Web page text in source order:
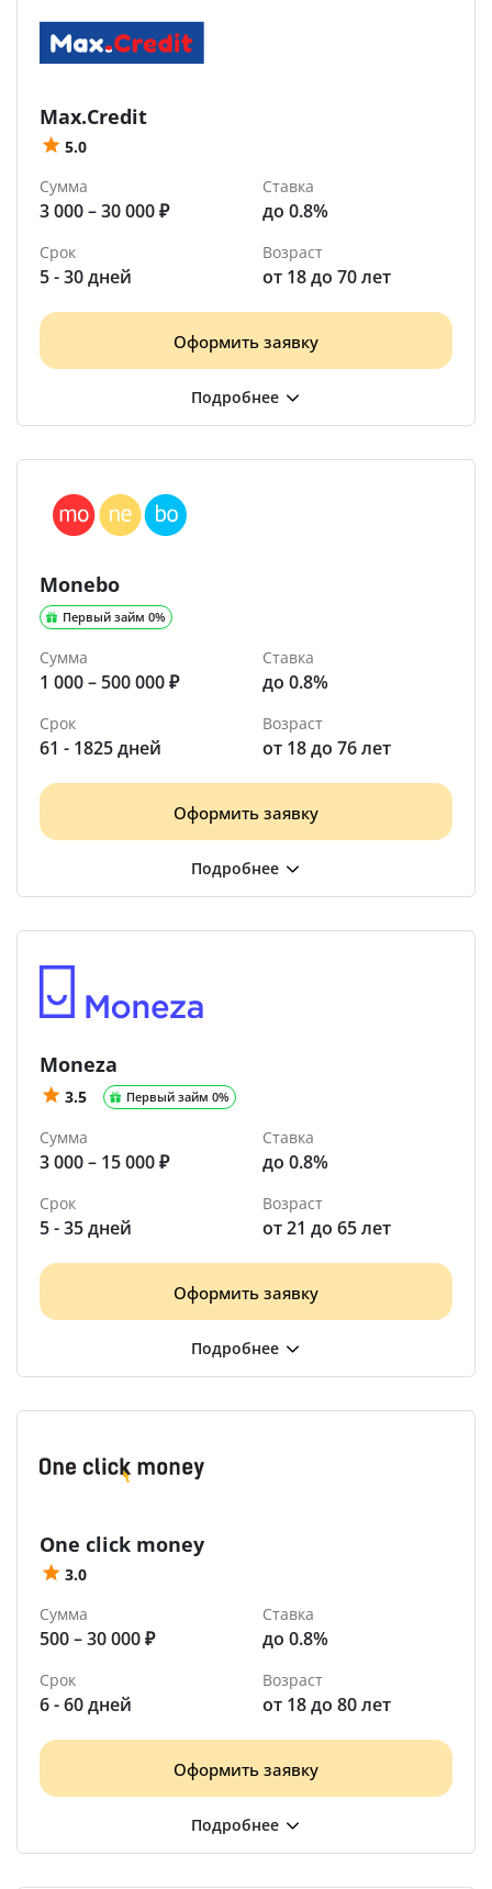
Max.Credit
5.0
Сумма
3 000 – 30 000 ₽
Ставка
до 0.8%
Срок
5 - 30 дней
Возраст
от 18 до 70 лет
Оформить заявку
Monebo
Первый займ 0%
Сумма
1 000 – 500 000 ₽
Ставка
до 0.8%
Срок
61 - 1825 дней
Возраст
от 18 до 76 лет
Оформить заявку
Moneza
3.5 Первый займ 0%
Сумма
3 000 – 15 000 ₽
Ставка
до 0.8%
Срок
5 - 35 дней
Возраст
от 21 до 65 лет
Оформить заявку
One click money
3.0
Сумма
500 – 30 000 ₽
Ставка
до 0.8%
Срок
6 - 60 дней
Возраст
от 18 до 80 лет
Оформить заявку